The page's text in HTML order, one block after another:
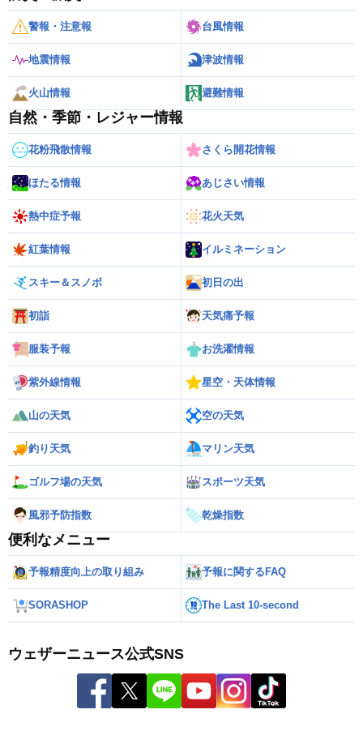
警報・注意報 台風情報
地震情報 津波情報
火山情報 避難情報
自然・季節・レジャー情報
花粉飛散情報 さくら開花情報
ほたる情報 あじさい情報
熱中症予報 花火天気
紅葉情報 イルミネーション
スキー＆スノボ 初日の出
初詣 天気痛予報
服装予報 お洗濯情報
紫外線情報 星空・天体情報
山の天気 空の天気
釣り天気 マリン天気
ゴルフ場の天気 スポーツ天気
風邪予防指数 乾燥指数
便利なメニュー
予報精度向上の取り組み 予報に関するFAQ
SORASHOP The Last 10-second
ウェザーニュース公式SNS